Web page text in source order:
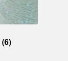
(6)